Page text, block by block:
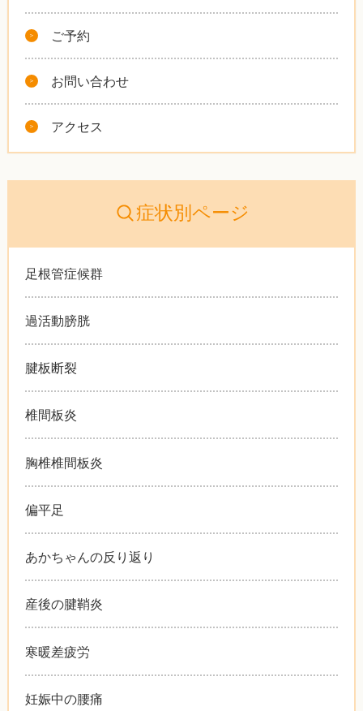
ご予約
お問い合わせ
アクセス
症状別ページ
足根管症候群
過活動膀胱
腱板断裂
椎間板炎
胸椎椎間板炎
偏平足
あかちゃんの反り返り
産後の腱鞘炎
寒暖差疲労
妊娠中の腰痛